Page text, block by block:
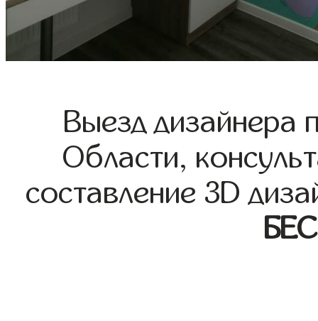
Выезд дизайнера
Области,
составление 3D